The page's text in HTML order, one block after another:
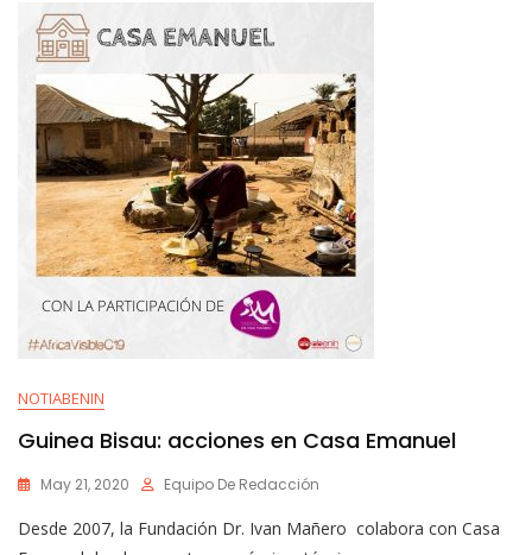
NOTIABENIN
Guinea Bisau: acciones en Casa Emanuel
May 21, 2020 Equipo De Redacción
Desde 2007, la Fundación Dr. Ivan Mañero colabora con Casa